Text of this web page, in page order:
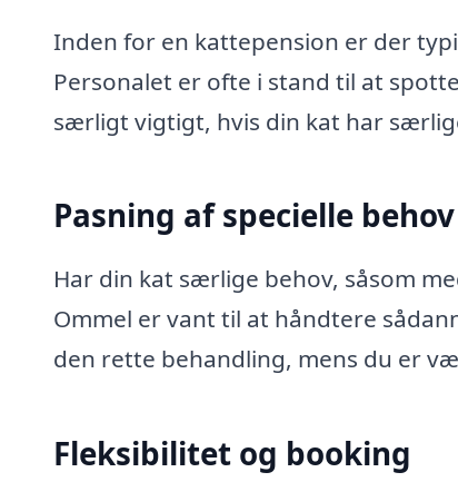
Inden for en kattepension er der
Personalet er ofte i stand til at
særligt vigtigt, hvis din kat har
Pasning af specielle behov
Har din kat særlige behov, såsom
Ommel er vant til at håndtere
den rette behandling, mens du er
Fleksibilitet og booking